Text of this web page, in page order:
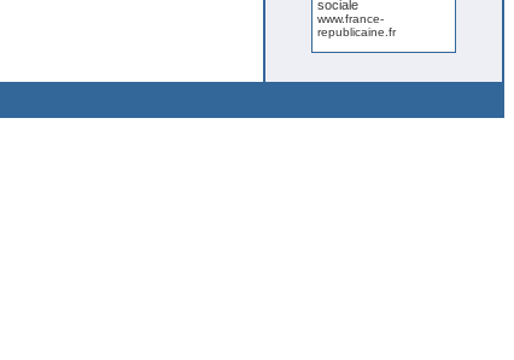
sociale
www.france-
republicaine.fr